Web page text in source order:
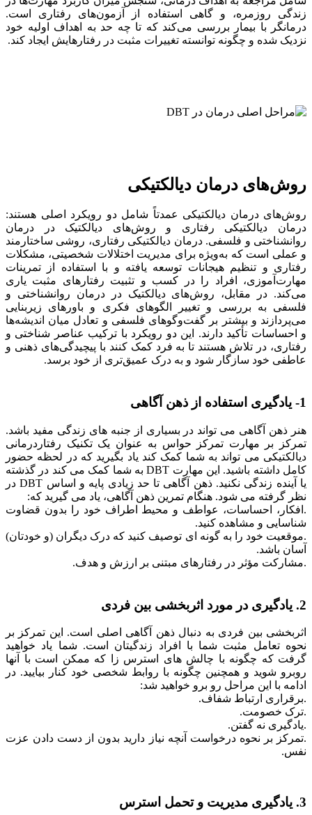
زندگی روزمره، و گاهی استفاده از آزمون‌های رفتاری است.
درمانگر با بیمار بررسی می‌کند که تا چه حد به اهداف اولیه خود
نزدیک شده و چگونه توانسته تغییرات مثبت در رفتارهایش ایجاد کند.
روش‌های درمان دیالکتیکی
روش‌های درمان دیالکتیکی عمدتاً شامل دو رویکرد اصلی هستند:
درمان دیالکتیکی رفتاری و روش‌های دیالکتیک در درمان
روانشناختی و فلسفی. درمان دیالکتیکی رفتاری، روشی ساختارمند
و عملی است که به‌ویژه برای مدیریت اختلالات شخصیتی، مشکلات
رفتاری و تنظیم هیجانات توسعه یافته و با استفاده از تمرینات
مهارت‌آموزی، افراد را در کسب و تثبیت رفتارهای مثبت یاری
می‌کند. در مقابل، روش‌های دیالکتیک در درمان روانشناختی و
فلسفی به بررسی و تغییر الگوهای فکری و باورهای زیربنایی
می‌پردازند و بیشتر بر گفت‌وگوهای فلسفی و تعادل میان اندیشه‌ها
و احساسات تأکید دارند. این دو رویکرد با ترکیب عناصر شناختی و
رفتاری، در تلاش هستند تا به فرد کمک کنند با پیچیدگی‌های ذهنی و
عاطفی خود سازگار شود و به درک عمیق‌تری از خود برسد.
1- یادگیری استفاده از ذهن آگاهی
هنر ذهن آگاهی می تواند در بسیاری از جنبه های زندگی مفید باشد.
تمرکز بر مهارت تمرکز حواس به عنوان یک تکنیک رفتاردرمانی
دیالکتیکی می تواند به شما کمک کند یاد بگیرید که در لحظه حضور
کامل داشته باشید. این مهارت DBT به شما کمک می کند در گذشته
یا آینده زندگی نکنید. ذهن آگاهی تا حد زیادی پایه و اساس DBT در
نظر گرفته می شود. هنگام تمرین ذهن آگاهی، یاد می گیرید که:
.افکار، احساسات، عواطف و محیط اطراف خود را بدون قضاوت
شناسایی و مشاهده کنید.
.موقعیت خود را به گونه ای توصیف کنید که درک دیگران (و خودتان)
آسان باشد.
.مشارکت مؤثر در رفتارهای مبتنی بر ارزش و هدف.
2. یادگیری در مورد اثربخشی بین فردی
اثربخشی بین فردی به دنبال ذهن آگاهی اصلی است. این تمرکز بر
نحوه تعامل مثبت شما با افراد زندگیتان است. شما یاد خواهید
گرفت که چگونه با چالش های استرس زا که ممکن است با آنها
روبرو شوید و همچنین چگونه با روابط شخصی خود کنار بیایید. در
ادامه با این مراحل رو برو خواهید شد:
.برقراری ارتباط شفاف.
.ترک خصومت.
.یادگیری نه گفتن.
.تمرکز بر نحوه درخواست آنچه نیاز دارید بدون از دست دادن عزت
نفس.
3. یادگیری مدیریت و تحمل استرس